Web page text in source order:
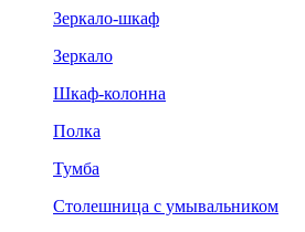
Зеркало-шкаф
Зеркало
Шкаф-колонна
Полка
Тумба
Столешница с умывальником